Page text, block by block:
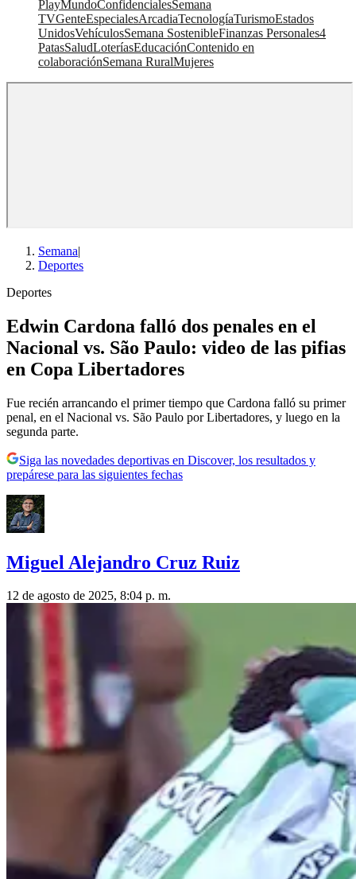
PlayMundoConfidencialesSemana
TVGenteEspecialesArcadiaTecnologíaTurismoEstados
UnidosVehículosSemana SostenibleFinanzas Personales4
PatasSaludLoteríasEducaciónContenido en
colaboraciónSemana RuralMujeres
Semana|
Deportes
Deportes
Edwin Cardona falló dos penales en el
Nacional vs. São Paulo: video de las pifias
en Copa Libertadores
Fue recién arrancando el primer tiempo que Cardona falló su primer
penal, en el Nacional vs. São Paulo por Libertadores, y luego en la
segunda parte.
Siga las novedades deportivas en Discover, los resultados y
prepárese para las siguientes fechas
Miguel Alejandro Cruz Ruiz
12 de agosto de 2025, 8:04 p. m.